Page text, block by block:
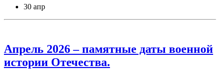
30 апр
Апрель 2026 – памятные даты военной
истории Отечества.